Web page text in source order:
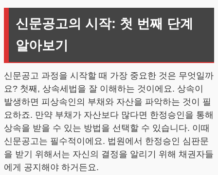
신문공고의 시작: 첫 번째 단계
알아보기
신문공고 과정을 시작할 때 가장 중요한 것은 무엇일까
요? 첫째, 상속세법을 잘 이해하는 것이에요. 상속이
발생하면 피상속인의 부채와 자산을 파악하는 것이 필
요하죠. 만약 부채가 자산보다 많다면 한정승인을 통해
상속을 받을 수 있는 방법을 선택할 수 있습니다. 이때
신문공고는 필수적이에요. 법원에서 한정승인 심판문
을 받기 위해서는 자신의 결정을 알리기 위해 채권자들
에게 공지해야 하거든요.